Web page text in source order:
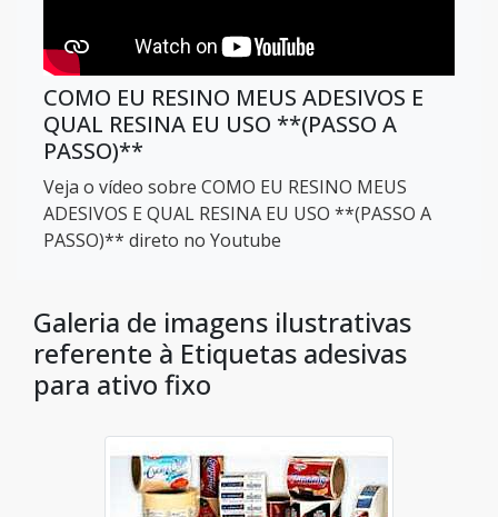
COMO EU RESINO MEUS ADESIVOS E
QUAL RESINA EU USO **(PASSO A
PASSO)**
Veja o vídeo sobre COMO EU RESINO MEUS
ADESIVOS E QUAL RESINA EU USO **(PASSO A
PASSO)** direto no Youtube
Galeria de imagens ilustrativas
referente à Etiquetas adesivas
para ativo fixo